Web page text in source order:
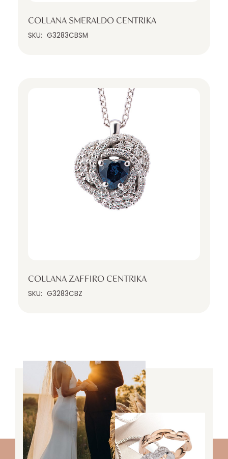
COLLANA SMERALDO CENTRIKA
SKU: G3283CBSM
COLLANA ZAFFIRO CENTRIKA
SKU: G3283CBZ